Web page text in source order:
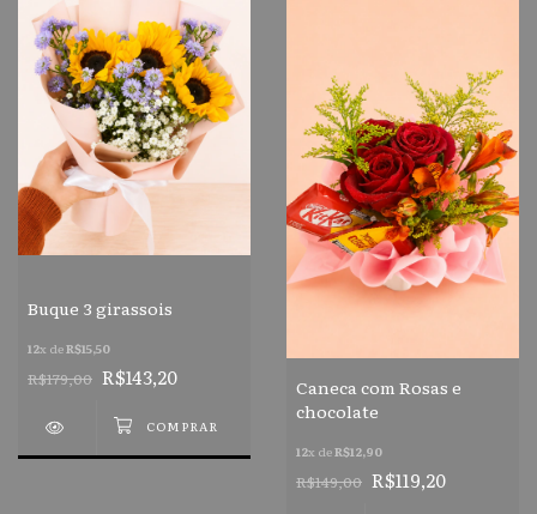
Buque 3 girassois
12x deR$15,50
R$179,00 R$143,20
Caneca com Rosas e
chocolate
12x deR$12,90
R$149,00 R$119,20